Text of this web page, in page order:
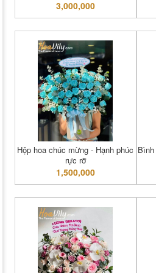
3,000,000
Hộp hoa chúc mừng - Hạnh phúc
rực rỡ
1,500,000